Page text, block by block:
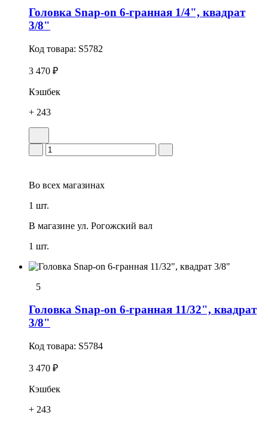
Головка Snap-on 6-гранная 1/4", квадрат
3/8"
Код товара: S5782
3 470 ₽
Кэшбек
+ 243
Во всех магазинах
1 шт.
В магазине ул. Рогожский вал
1 шт.
5
Головка Snap-on 6-гранная 11/32", квадрат
3/8"
Код товара: S5784
3 470 ₽
Кэшбек
+ 243